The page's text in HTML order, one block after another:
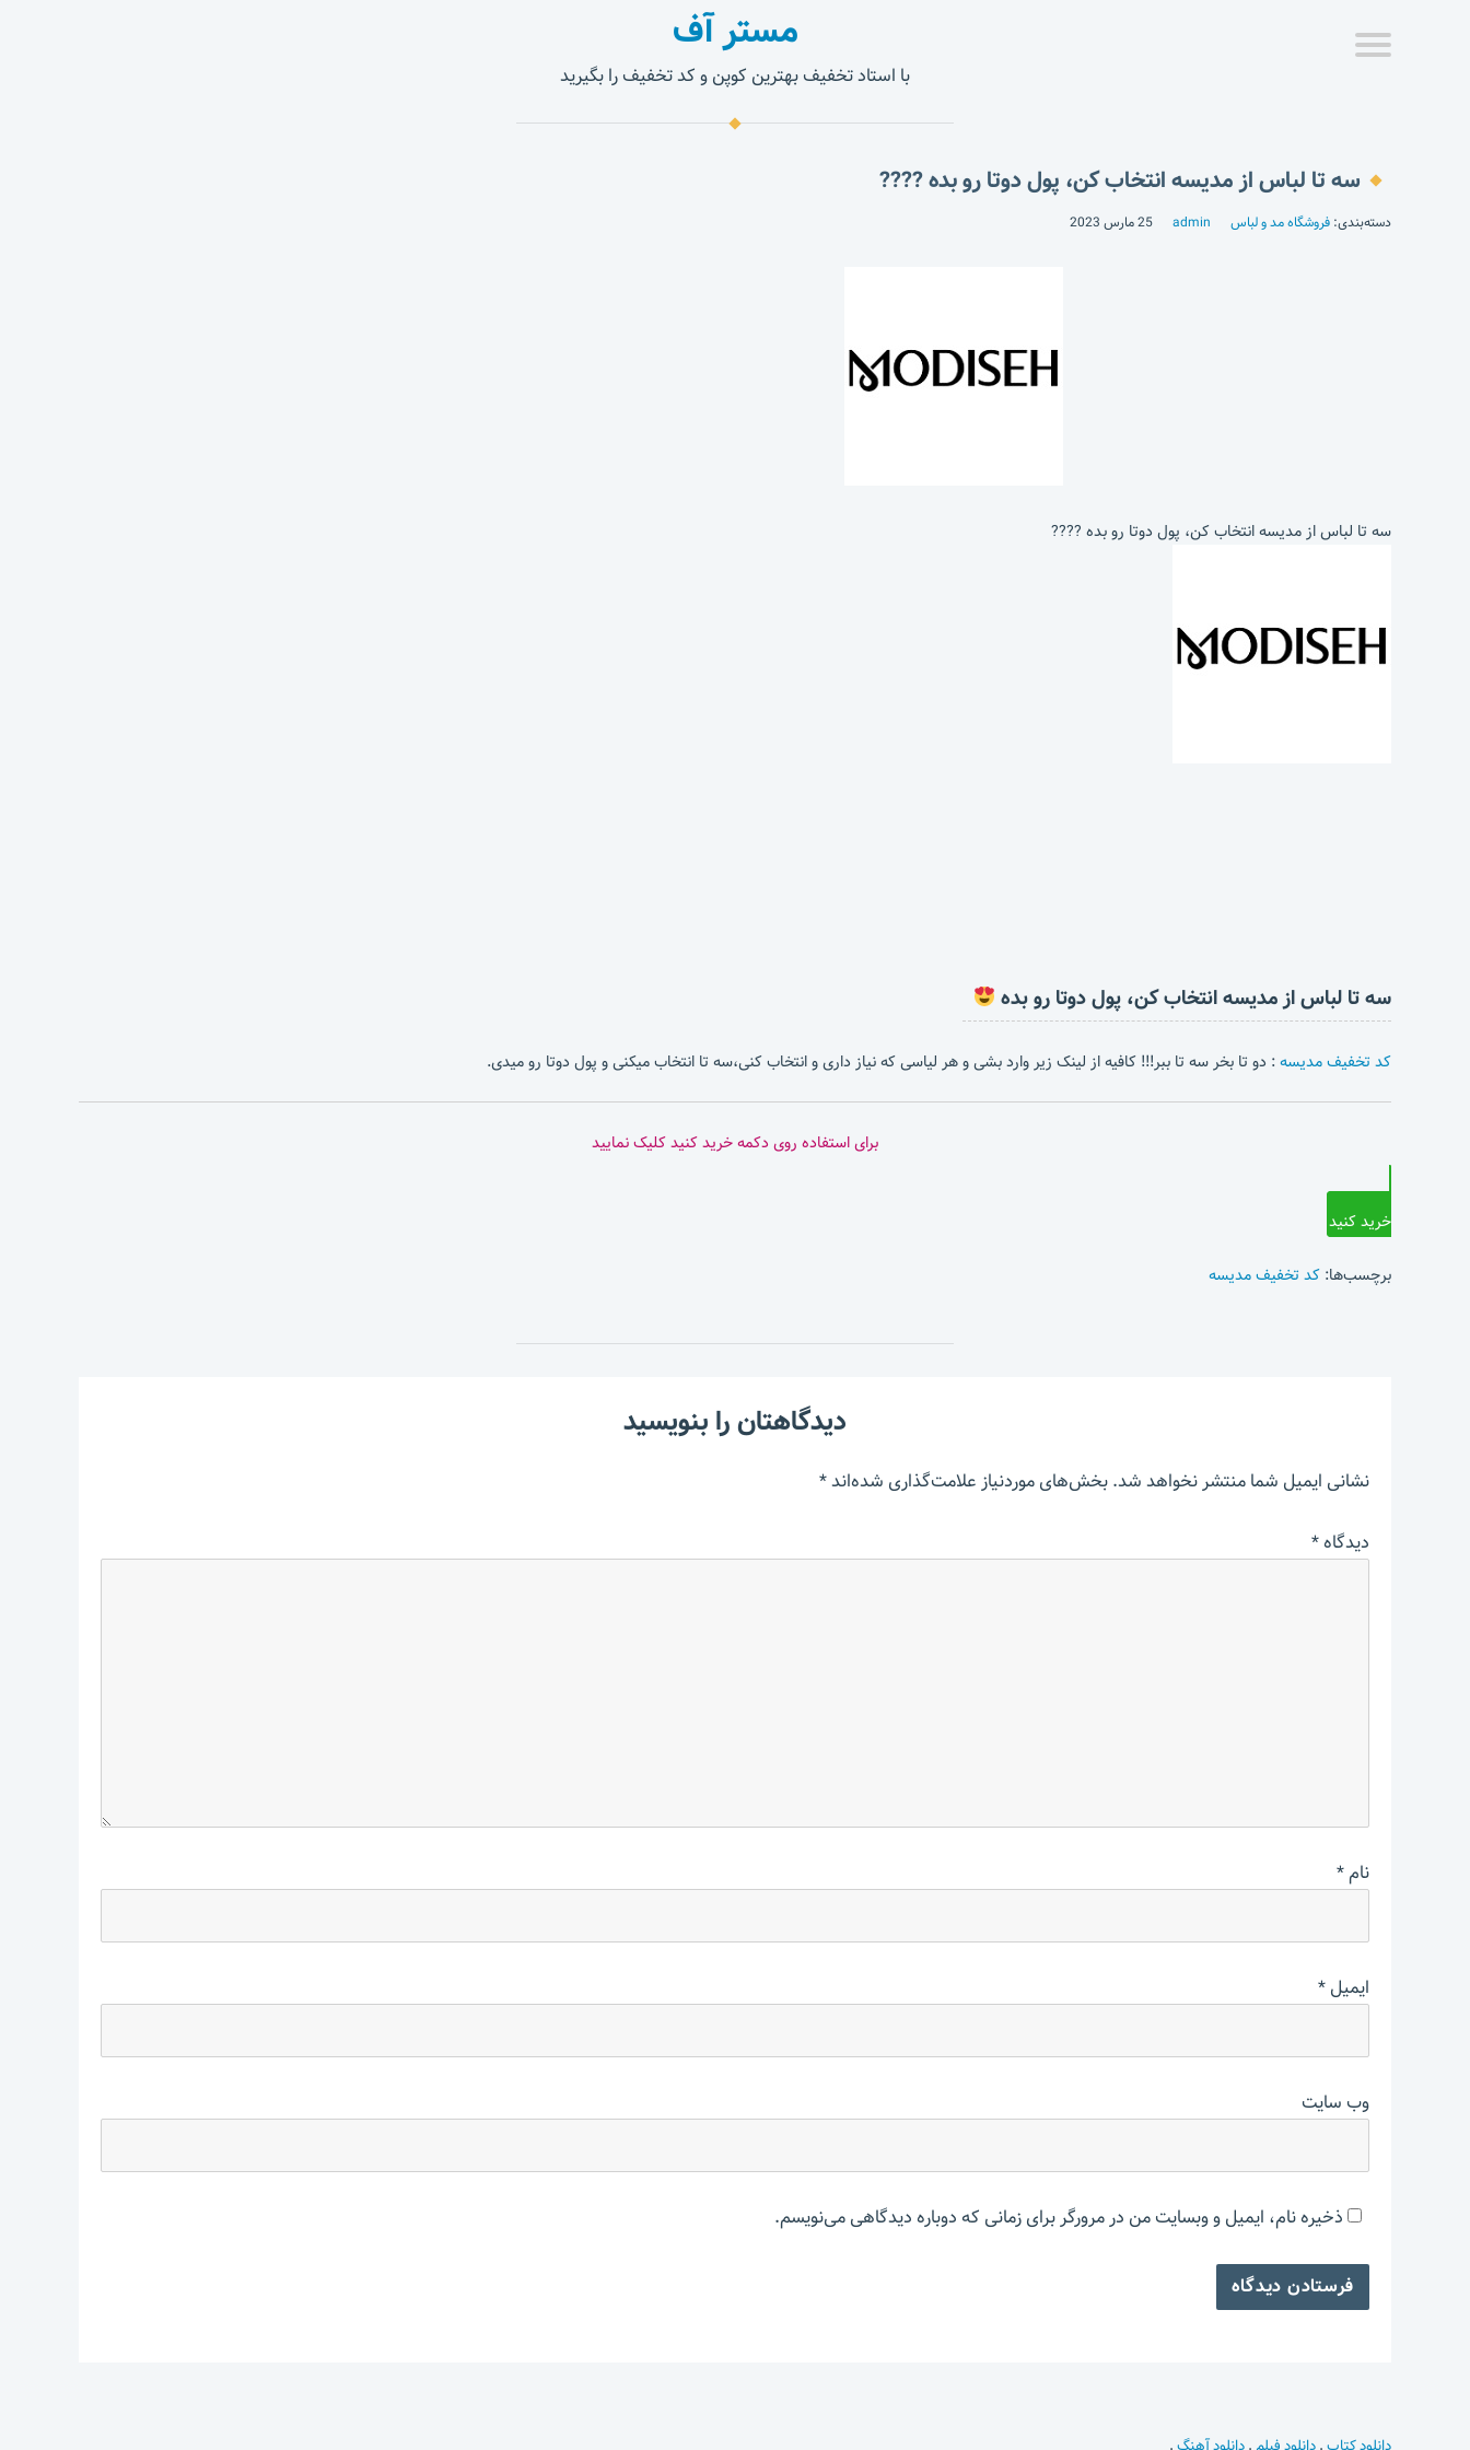
مستر آف
با استاد تخفیف بهترین کوپن و کد تخفیف را بگیرید
سه تا لباس از مدیسه انتخاب کن، پول دوتا رو بده ????
دسته‌بندی: فروشگاه مد و لباس admin 25 مارس 2023
سه تا لباس از مدیسه انتخاب کن، پول دوتا رو بده ????
سه تا لباس از مدیسه انتخاب کن، پول دوتا رو بده
کد تخفیف مدیسه: دو تا بخر سه تا ببر!!! کافیه از لینک زیر وارد بشی و هر لیاسی که نیاز داری و انتخاب کنی،سه تا انتخاب میکنی و پول دوتا رو میدی.
برای استفاده روی دکمه خرید کنید کلیک نمایید
خرید کنید
برچسب‌ها: کد تخفیف مدیسه
دیدگاهتان را بنویسید
نشانی ایمیل شما منتشر نخواهد شد.بخش‌های موردنیاز علامت‌گذاری شده‌اند*
دیدگاه*
نام*
ایمیل*
وب‌ سایت
ذخیره نام، ایمیل و وبسایت من در مرورگر برای زمانی که دوباره دیدگاهی می‌نویسم.
دانلود کتاب.دانلود فیلم .دانلود آهنگ.